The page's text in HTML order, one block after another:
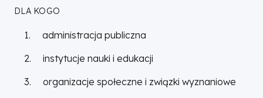
DLA KOGO
1. administracja publiczna
2. instytucje nauki i edukacji
3. organizacje społeczne i związki wyznaniowe